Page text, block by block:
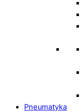
Pneumatyka